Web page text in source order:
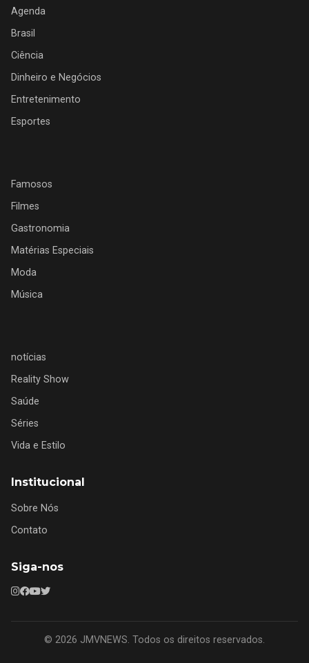
Agenda
Brasil
Ciência
Dinheiro e Negócios
Entretenimento
Esportes
Famosos
Filmes
Gastronomia
Matérias Especiais
Moda
Música
notícias
Reality Show
Saúde
Séries
Vida e Estilo
Institucional
Sobre Nós
Contato
Siga-nos
© 2026 JMVNEWS. Todos os direitos reservados.